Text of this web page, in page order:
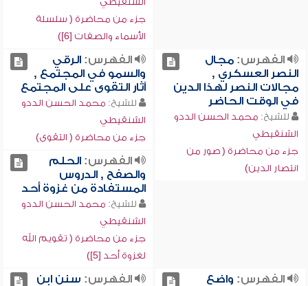
جزء من محاضرة ( سلسلة
الأسماء والصفات [6])
الفهرس:مجال
النصر العسكري ,
مجالات النصر لهذا الدين
في الوقت الحاضر
للشيخ: محمد الحسن الددو
الشنقيطي
جزء من محاضرة ( صور من
انتصار الدين)
الفهرس:الرقي
والسمو في المجتمع ,
آثار التقوى على المجتمع
للشيخ: محمد الحسن الددو
الشنقيطي
جزء من محاضرة ( التقوى)
الفهرس:الحلم
والصفح , الدروس
المستفادة من غزوة أحد
للشيخ: محمد الحسن الددو
الشنقيطي
جزء من محاضرة ( تقويم الله
لغزوة أحد [5])
الفهرس: واضع
الفهرس: سنن ابن